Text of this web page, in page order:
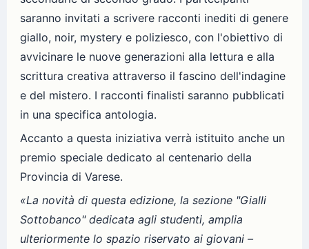
saranno invitati a scrivere racconti inediti di genere
giallo, noir, mystery e poliziesco, con l'obiettivo di
avvicinare le nuove generazioni alla lettura e alla
scrittura creativa attraverso il fascino dell'indagine
e del mistero. I racconti finalisti saranno pubblicati
in una specifica antologia.
Accanto a questa iniziativa verrà istituito anche un
premio speciale dedicato al centenario della
Provincia di Varese.
«La novità di questa edizione, la sezione "Gialli
Sottobanco" dedicata agli studenti, amplia
ulteriormente lo spazio riservato ai giovani –